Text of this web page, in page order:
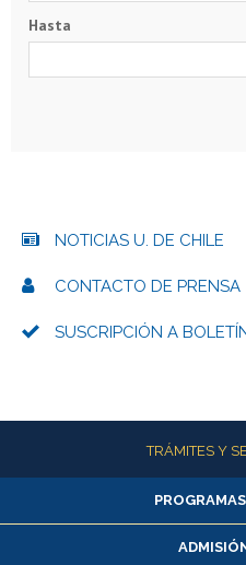
Hasta
NOTICIAS U. DE CHILE
CONTACTO DE PRENSA
SUSCRIPCIÓN A
Más informaciónTRÁMITES Y
Alumnas/os y